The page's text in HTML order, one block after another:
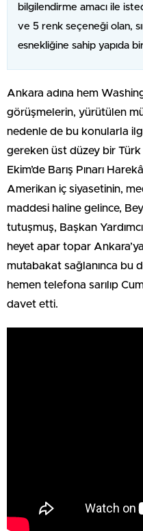
bilgilendirme amacı ile
ve 5 renk seçeneği olan,
esnekliğine sahip yapıda
Ankara adına hem
görüşmelerin, yürütülen
nedenle de bu konularla
gereken üst düzey bir Türk
Ekim’de Barış Pınarı
Amerikan iç siyasetinin,
maddesi haline gelince,
tutuşmuş, Başkan
heyet apar topar
mutabakat sağlanınca bu
hemen telefona sarılıp
davet etti.